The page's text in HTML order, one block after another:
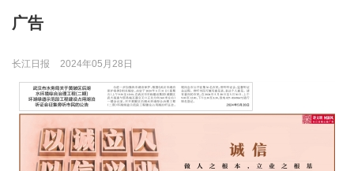
广告
长江日报 2024年05月28日